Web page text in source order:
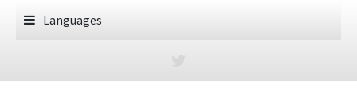
Languages